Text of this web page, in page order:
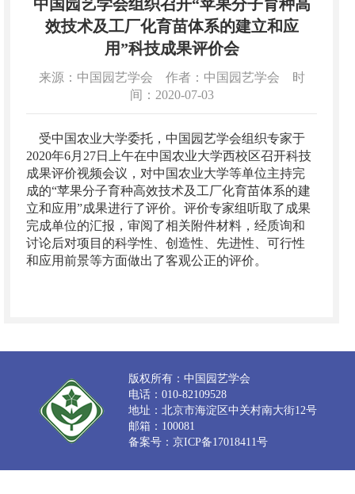
中国园艺学会组织召开“苹果分子育种高
效技术及工厂化育苗体系的建立和应
用”科技成果评价会
来源：中国园艺学会 作者：中国园艺学会 时
间：2020-07-03
受中国农业大学委托，中国园艺学会组织专家于
2020年6月27日上午在中国农业大学西校区召开科技
成果评价视频会议，对中国农业大学等单位主持完
成的“苹果分子育种高效技术及工厂化育苗体系的建
立和应用”成果进行了评价。评价专家组听取了成果
完成单位的汇报，审阅了相关附件材料，经质询和
讨论后对项目的科学性、创造性、先进性、可行性
和应用前景等方面做出了客观公正的评价。
版权所有：中国园艺学会
电话：010-82109528
地址：北京市海淀区中关村南大街12号
邮箱：100081
备案号：京ICP备17018411号